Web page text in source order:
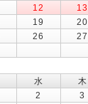
12 13
19 20
26 27
水 木
2 3